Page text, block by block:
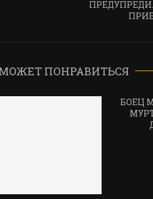
ПОНРАВИТЬСЯ
БОЕЦ